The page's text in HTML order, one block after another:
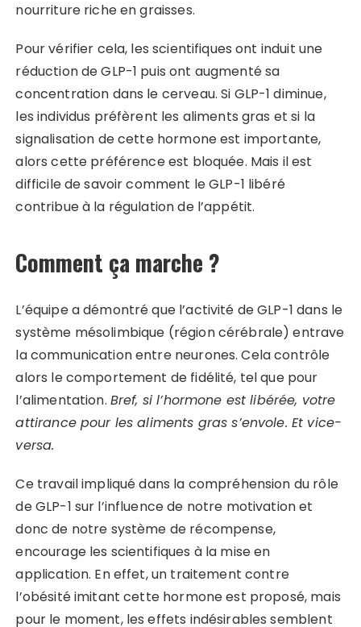
nourriture riche en graisses.
Pour vérifier cela, les scientifiques ont induit une
réduction de GLP-1 puis ont augmenté sa
concentration dans le cerveau. Si GLP-1 diminue,
les individus préfèrent les aliments gras et si la
signalisation de cette hormone est importante,
alors cette préférence est bloquée. Mais il est
difficile de savoir comment le GLP-1 libéré
contribue à la régulation de l’appétit.
Comment ça marche ?
L’équipe a démontré que l’activité de GLP-1 dans le
système mésolimbique (région cérébrale) entrave
la communication entre neurones. Cela contrôle
alors le comportement de fidélité, tel que pour
l’alimentation. Bref, si l’hormone est libérée, votre
attirance pour les aliments gras s’envole. Et vice-
versa.
Ce travail impliqué dans la compréhension du rôle
de GLP-1 sur l’influence de notre motivation et
donc de notre système de récompense,
encourage les scientifiques à la mise en
application. En effet, un traitement contre
l’obésité imitant cette hormone est proposé, mais
pour le moment, les effets indésirables semblent